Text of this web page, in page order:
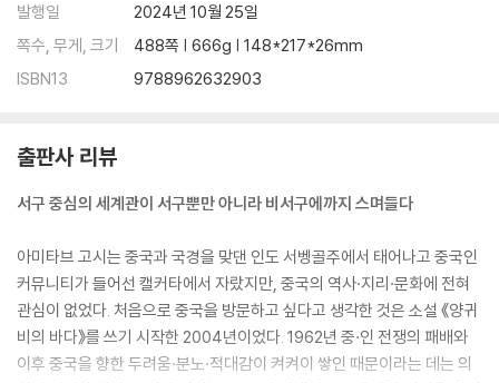
발행일
2024년 10월 25일
쪽수, 무게, 크기
488쪽 | 666g | 148*217*26mm
ISBN13
9788962632903
출판사 리뷰
서구 중심의 세계관이 서구뿐만 아니라 비서구에까지 스며들다
아미타브 고시는 중국과 국경을 맞댄 인도 서벵골주에서 태어나고 중국인
커뮤니티가 들어선 캘커타에서 자랐지만, 중국의 역사·지리·문화에 전혀
관심이 없었다. 처음으로 중국을 방문하고 싶다고 생각한 것은 소설 《양귀
비의 바다》를 쓰기 시작한 2004년이었다. 1962년 중·인 전쟁의 패배와
이후 중국을 향한 두려움·분노·적대감이 켜켜이 쌓인 때문이라는 데는 의